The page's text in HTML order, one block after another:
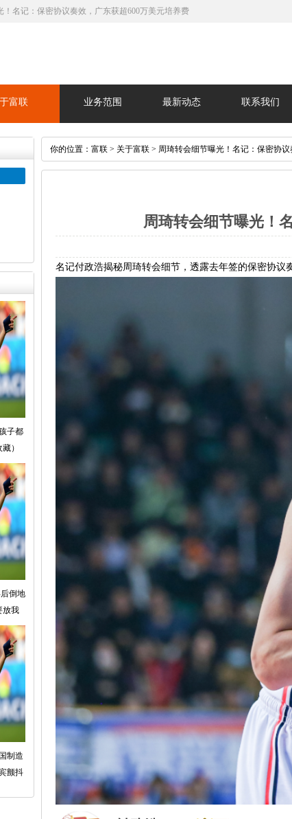
！名记：保密协议奏效，广东获超600万美元培养费
富联 业务范围 最新动态 联系我们
子都
）
倒地
放我
制造
颤抖
你的位置： 富联 > 关于富联 > 周琦转会细节曝光！名记：保密协
周琦转会细节曝光！
名记付政浩揭秘周琦转会细节，透露去年签的保密协议